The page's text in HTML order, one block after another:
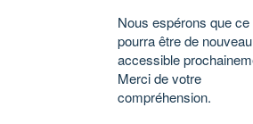
Nous espérons que ce
pourra être de nouveau
accessible
Merci de votre
compréhension.